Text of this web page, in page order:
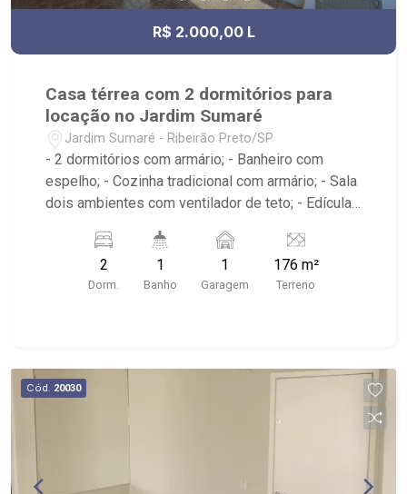
R$ 2.000,00 L
Casa térrea com 2 dormitórios para
locação no Jardim Sumaré
Jardim Sumaré - Ribeirão Preto/SP
- 2 dormitórios com armário; - Banheiro com
espelho; - Cozinha tradicional com armário; - Sala
dois ambientes com ventilador de teto; - Edícula;
cimentado; - Próximo a avenida Itatiaia, Anshin
Sushi Bar, Droga Raia, Invictus RP, Bar O
Português
2
Dorm.
1
Banho
1
Garagem
176 m²
Terreno
Cód. 20030